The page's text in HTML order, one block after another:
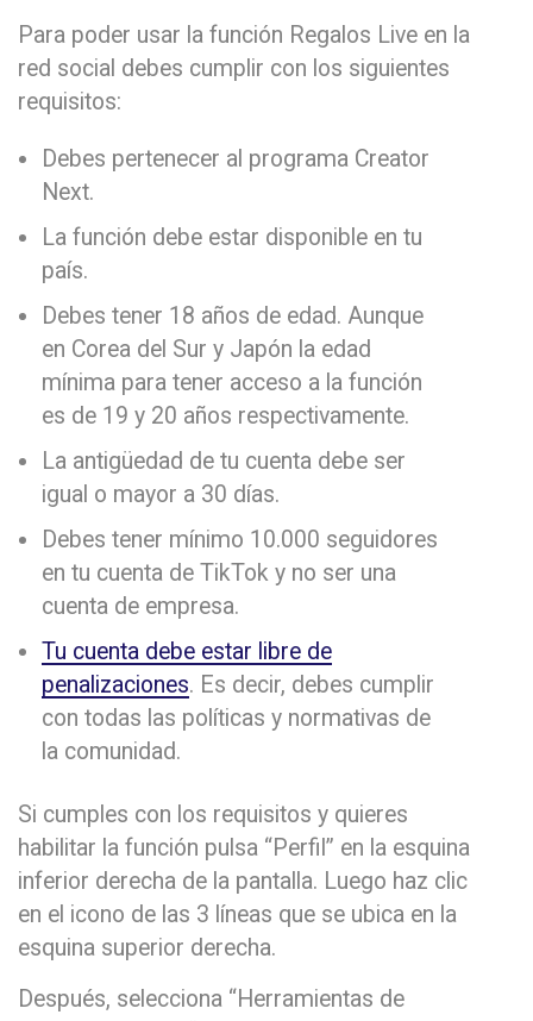
Para poder usar la función Regalos Live en la
red social debes cumplir con los siguientes
requisitos:
Debes pertenecer al programa Creator
Next.
La función debe estar disponible en tu
país.
Debes tener 18 años de edad. Aunque
en Corea del Sur y Japón la edad
mínima para tener acceso a la función
es de 19 y 20 años respectivamente.
La antigüedad de tu cuenta debe ser
igual o mayor a 30 días.
Debes tener mínimo 10.000 seguidores
en tu cuenta de TikTok y no ser una
cuenta de empresa.
Tu cuenta debe estar libre de
penalizaciones. Es decir, debes cumplir
con todas las políticas y normativas de
la comunidad.
Si cumples con los requisitos y quieres
habilitar la función pulsa “Perfil” en la esquina
inferior derecha de la pantalla. Luego haz clic
en el icono de las 3 líneas que se ubica en la
esquina superior derecha.
Después, selecciona “Herramientas de